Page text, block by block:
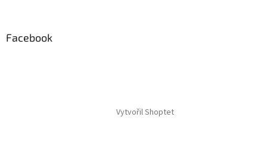
Facebook
Vytvořil Shoptet